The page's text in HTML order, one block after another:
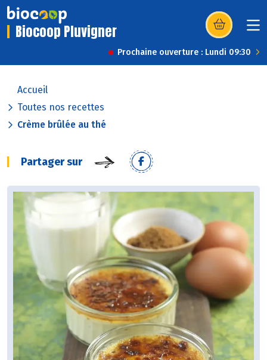
Biocoop Pluvigner (s’ouvre dans
Prochaine ouverture : Lundi 09:30
Accueil
Toutes nos recettes
Crème brûlée au thé
Partager sur